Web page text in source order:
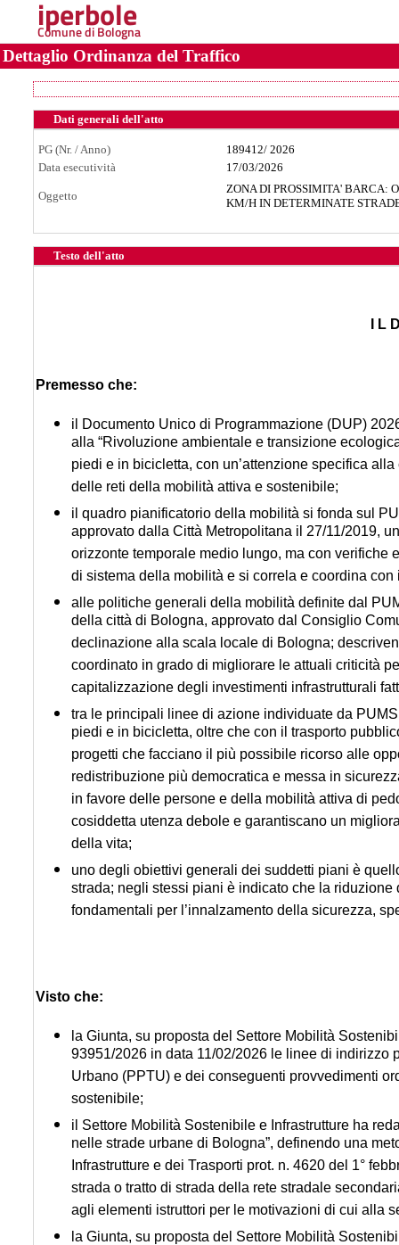
iperbole
Comune di Bologna
Dettaglio Ordinanza del Traffico
Dati generali dell'atto
PG (Nr. / Anno) 189412/ 2026
Data esecutività
17/03/2026
Oggetto
ZONA DI PROSSIMITA' BARCA:
KM/H IN DETERMINATE
Testo dell'atto
I L
Premesso che:
il Documento Unico di Programmazione (DUP)
alla “Rivoluzione ambientale e transizione
piedi e in bicicletta, con un’attenzione specifica
delle reti della mobilità attiva e sostenibile;
il quadro pianificatorio della mobilità si fonda sul
approvato dalla Città Metropolitana il 27/11/2019,
orizzonte temporale medio lungo, ma con
di sistema della mobilità e si correla e coordina
alle politiche generali della mobilità definite dal
della città di Bologna, approvato dal Consiglio
declinazione alla scala locale di Bologna;
coordinato in grado di migliorare le attuali criticità
capitalizzazione degli investimenti infrastrutturali
tra le principali linee di azione individuate da
piedi e in bicicletta, oltre che con il trasporto
progetti che facciano il più possibile ricorso alle
redistribuzione più democratica e messa in
in favore delle persone e della mobilità attiva di
cosiddetta utenza debole e garantiscano un
della vita;
uno degli obiettivi generali dei suddetti piani è
strada; negli stessi piani è indicato che la
fondamentali per l’innalzamento della sicurezza,
Visto che:
la Giunta, su proposta del Settore Mobilità
93951/2026 in data 11/02/2026 le linee di
Urbano (PPTU) e dei conseguenti provvedimenti
sostenibile;
il Settore Mobilità Sostenibile e Infrastrutture ha
nelle strade urbane di Bologna”, definendo una
Infrastrutture e dei Trasporti prot. n. 4620 del 1°
strada o tratto di strada della rete stradale
agli elementi istruttori per le motivazioni di cui alla
la Giunta, su proposta del Settore Mobilità